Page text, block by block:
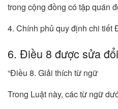
trong cộng đồng có tập quán
4. Chính phủ quy định chi tiết
6. Điều 8 được sửa
“Điều 8. Giải thích từ ngữ
Trong Luật này, các từ ngữ